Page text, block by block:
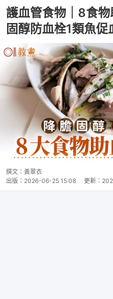
護血管食物｜8食
固醇防血栓1類魚促
撰文： 黃翠衣
出版： 2026-06-25 15:08 更新：